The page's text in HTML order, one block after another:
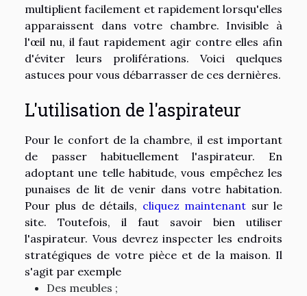
multiplient facilement et rapidement lorsqu'elles
apparaissent dans votre chambre. Invisible à
l'œil nu, il faut rapidement agir contre elles afin
d'éviter leurs proliférations. Voici quelques
astuces pour vous débarrasser de ces dernières.
L'utilisation de l'aspirateur
Pour le confort de la chambre, il est important
de passer habituellement l'aspirateur. En
adoptant une telle habitude, vous empêchez les
punaises de lit de venir dans votre habitation.
Pour plus de détails, cliquez maintenant sur le
site. Toutefois, il faut savoir bien utiliser
l'aspirateur. Vous devrez inspecter les endroits
stratégiques de votre pièce et de la maison. Il
s'agit par exemple
Des meubles ;